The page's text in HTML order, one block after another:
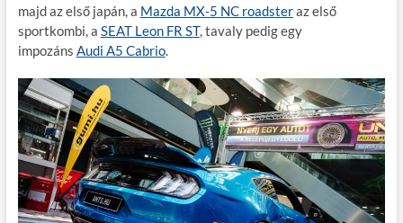
majd az első japán, a Mazda MX-5 NC roadsteraz első
sportkombi, a SEAT Leon FR ST, tavaly pedig egy
impozáns Audi A5 Cabrio.